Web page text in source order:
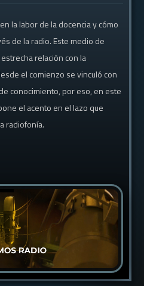
la labor de la docencia y cómo
de la radio. Este medio de
relación con la
el comienzo se vinculó con
conocimiento, por eso, en este
el acento en el lazo que
radiofonía.